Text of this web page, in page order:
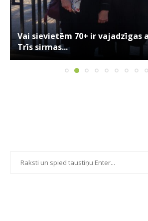
Vai sievietēm 70+ ir vajadzīgas
Trīs sirmas...